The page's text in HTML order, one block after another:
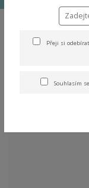
Dárkové
Přeji si
Souhlasím se